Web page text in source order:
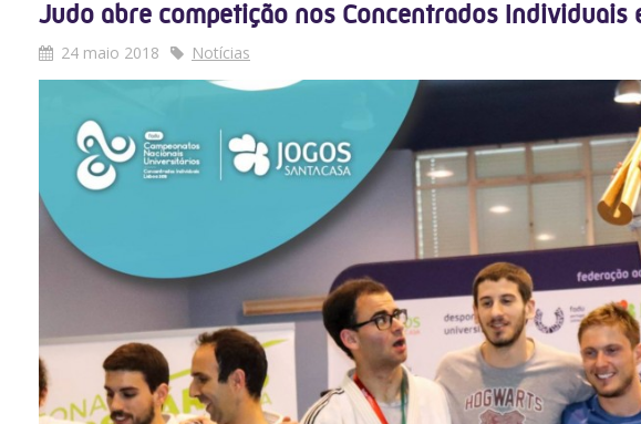
Judo abre competição nos Concentrados Individuais
24 maio 2018 Notícias